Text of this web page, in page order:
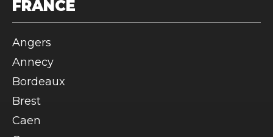
FRANCE
Angers
Annecy
Bordeaux
Brest
Caen